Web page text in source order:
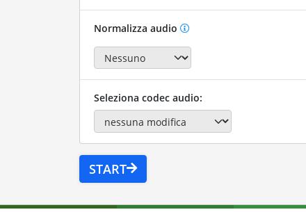
Normalizza audio
Seleziona codec audio:
START